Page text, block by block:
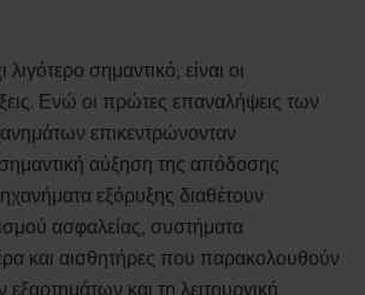
λιγότερο σημαντικό, είναι οι
Ενώ οι πρώτες επαναλήψεις των
επικεντρώνονταν
αύξηση της απόδοσης
εξόρυξης διαθέτουν
ασφαλείας, συστήματα
και αισθητήρες που παρακολουθούν
και τη λειτουργική